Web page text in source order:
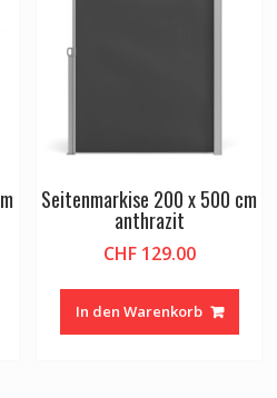
Seitenmarkise 200 x 500 cm
anthrazit
CHF129.00
In den Warenkorb